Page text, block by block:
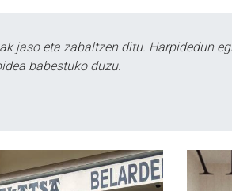
jaso eta zabaltzen ditu. Harpidedun
babestuko duzu.